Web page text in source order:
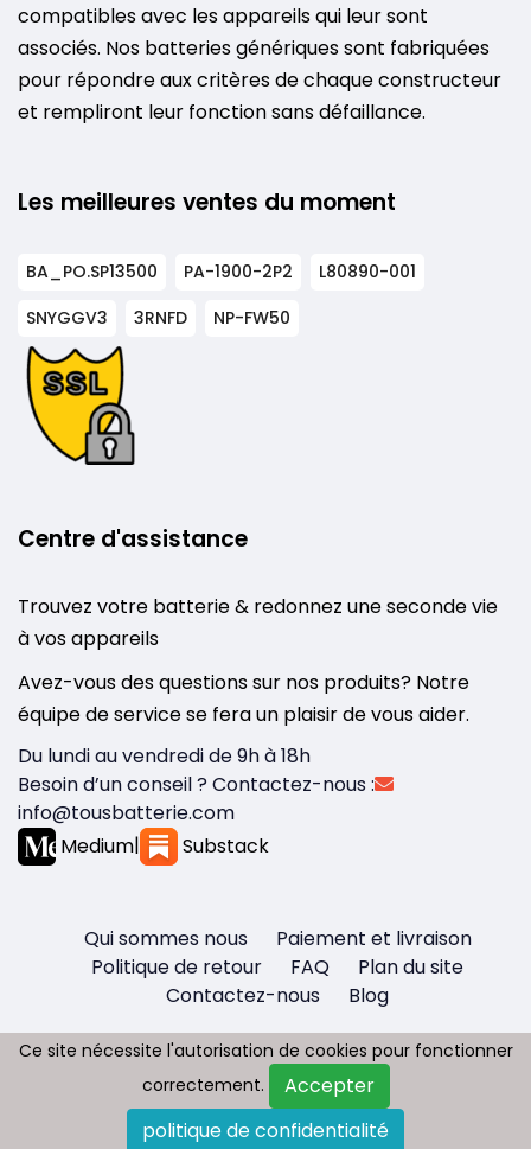
compatibles avec les appareils qui leur sont
associés. Nos batteries génériques sont fabriquées
pour répondre aux critères de chaque constructeur
et rempliront leur fonction sans défaillance.
Les meilleures ventes du moment
BA_PO.SP13500 PA-1900-2P2
L80890-001
SNYGGV3
3RNFD NP-FW50
Centre d'assistance
Trouvez votre batterie & redonnez une seconde vie
à vos appareils
Avez-vous des questions sur nos produits? Notre
équipe de service se fera un plaisir de vous aider.
Du lundi au vendredi de 9h à 18h
Besoin d’un conseil ? Contactez-nous :
info@tousbatterie.com
Medium| Substack
Qui sommes nous
Paiement et livraison
Politique de retour
FAQ
Plan du site
Contactez-nous
Blog
Copyright © 2026 - Tous droit réservés
Tousbatterie.com
Ce site nécessite l'autorisation de cookies pour fonctionner
correctement.
Accepter
politique de confidentialité
Ce site nécessite l'autorisation de cookies pour fonctionner
correctement.
Accepter
politique de confidentialité